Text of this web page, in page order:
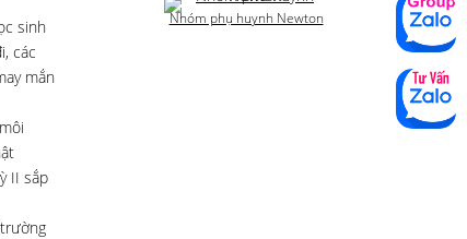
sinh
các
mắn
II sắp
Nhóm phụ huynh Newton